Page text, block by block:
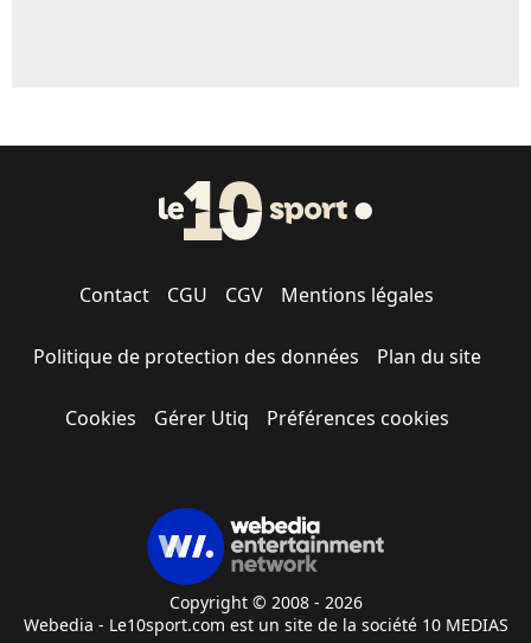
Contact CGU CGV Mentions légales
Politique de protection des données Plan du site
Cookies Gérer Utiq Préférences cookies
Copyright © 2008 - 2026
Webedia - Le10sport.com est un site de la société 10 MEDIAS